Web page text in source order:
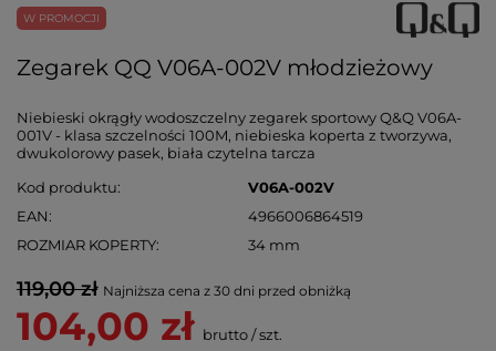
W PROMOCJI
Zegarek QQ V06A-002V młodzieżowy
Niebieski okrągły wodoszczelny zegarek sportowy Q&Q V06A-
001V - klasa szczelności 100M, niebieska koperta z tworzywa,
dwukolorowy pasek, biała czytelna tarcza
Kod produktu
V06A-002V
EAN
4966006864519
ROZMIAR KOPERTY
34 mm
119,00 zł Najniższa cena z 30 dni przed obniżką
104,00 zł brutto/szt.